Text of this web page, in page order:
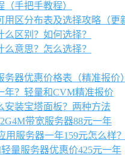
手把手教程）
区分布表及选择攻略（更
区别？如何选择？
意思？怎么选择？
务器优惠价格表（精准报价）
年？轻量和CVM精准报价
安装宝塔面板？两种方法
带宽服务器88元一年
用服务器一年159元怎么样？
量服务器优惠价425元一年